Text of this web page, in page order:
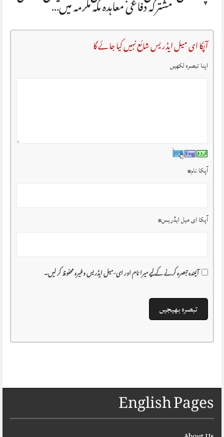
مشترکہ دفاعی معاہدہ مکہ مکرمہ میں…
آپکا ای میل ایڈریس شائع نہیں کیا جائے گا
اپنا تبصرہ لکھیں
آپکا نام*
آپکا ای میل ایڈریس*
آئیندہ تبصرہ کرنے کے لیے میرا نام اور ای-میل ایڈریس وغیرہ محفوظ کر لیں۔
English Pages